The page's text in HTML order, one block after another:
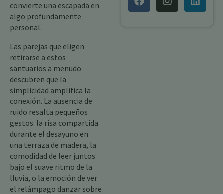
convierte una escapada en
algo profundamente
personal.
Las parejas que eligen
retirarse a estos
santuarios a menudo
descubren que la
simplicidad amplifica la
conexión. La ausencia de
ruido resalta pequeños
gestos: la risa compartida
durante el desayuno en
una terraza de madera, la
comodidad de leer juntos
bajo el suave ritmo de la
lluvia, o la emoción de ver
el relámpago danzar sobre